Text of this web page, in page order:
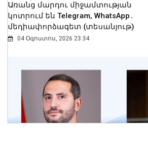
Երևանում մեկ օրում պահպանվող
Առանց մարդու միջամտության
կոտրում են Telegram, WhatsApp․
մեդիափորձագետ (տեսանյութ)
04 Օգոստոս, 2026 23:34